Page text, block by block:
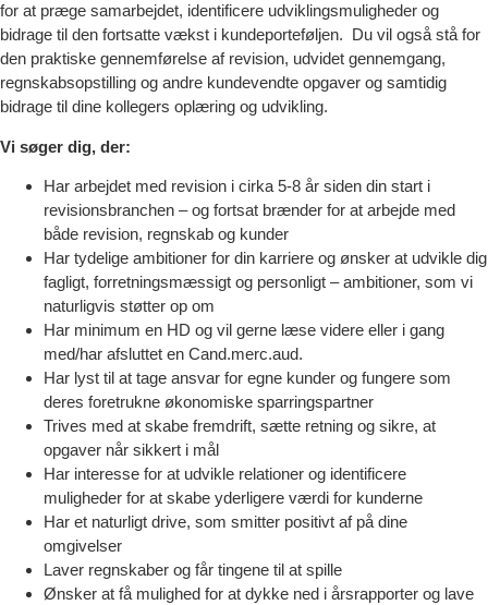
for at præge samarbejdet, identificere udviklingsmuligheder og
bidrage til den fortsatte vækst i kundeporteføljen. Du vil også stå for
den praktiske gennemførelse af revision, udvidet gennemgang,
regnskabsopstilling og andre kundevendte opgaver og samtidig
bidrage til dine kollegers oplæring og udvikling.
Vi søger dig, der:
Har arbejdet med revision i cirka 5-8 år siden din start i
revisionsbranchen – og fortsat brænder for at arbejde med
både revision, regnskab og kunder
Har tydelige ambitioner for din karriere og ønsker at udvikle dig
fagligt, forretningsmæssigt og personligt – ambitioner, som vi
naturligvis støtter op om
Har minimum en HD og vil gerne læse videre eller i gang
med/har afsluttet en Cand.merc.aud.
Har lyst til at tage ansvar for egne kunder og fungere som
deres foretrukne økonomiske sparringspartner
Trives med at skabe fremdrift, sætte retning og sikre, at
opgaver når sikkert i mål
Har interesse for at udvikle relationer og identificere
muligheder for at skabe yderligere værdi for kunderne
Har et naturligt drive, som smitter positivt af på dine
omgivelser
Laver regnskaber og får tingene til at spille
Ønsker at få mulighed for at dykke ned i årsrapporter og lave